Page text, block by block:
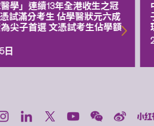
學」連續13年全港收生之冠
試滿分考生 佔學醫狀元六成
尖子首選 文憑試考生佔學額
日